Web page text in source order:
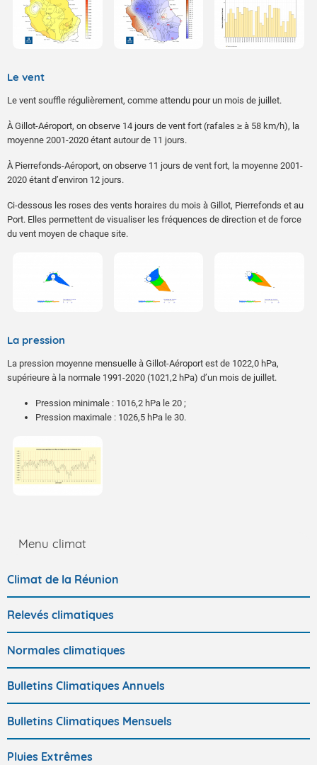
Le vent
Le vent souffle régulièrement, comme attendu pour un mois de juillet.
À Gillot-Aéroport, on observe 14 jours de vent fort (rafales ≥ à 58 km/h), la
moyenne 2001-2020 étant autour de 11 jours.
À Pierrefonds-Aéroport, on observe 11 jours de vent fort, la moyenne 2001-
2020 étant d’environ 12 jours.
Ci-dessous les roses des vents horaires du mois à Gillot, Pierrefonds et au
Port. Elles permettent de visualiser les fréquences de direction et de force
du vent moyen de chaque site.
La pression
La pression moyenne mensuelle à Gillot-Aéroport est de 1022,0 hPa,
supérieure à la normale 1991-2020 (1021,2 hPa) d’un mois de juillet.
Pression minimale : 1016,2 hPa le 20 ;
Pression maximale : 1026,5 hPa le 30.
Menu climat
Climat de la Réunion
Relevés climatiques
Normales climatiques
Bulletins Climatiques Annuels
Bulletins Climatiques Mensuels
Pluies Extrêmes